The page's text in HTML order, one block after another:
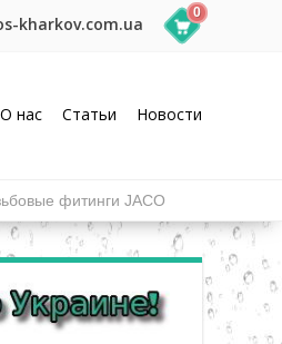
kharkov.com.ua
0
О нас Статьи Новости
фитинги JACO